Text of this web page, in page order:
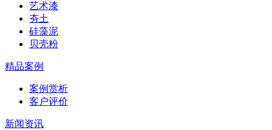
艺术漆
夯土
硅藻泥
贝壳粉
精品案例
案例赏析
客户评价
新闻资讯